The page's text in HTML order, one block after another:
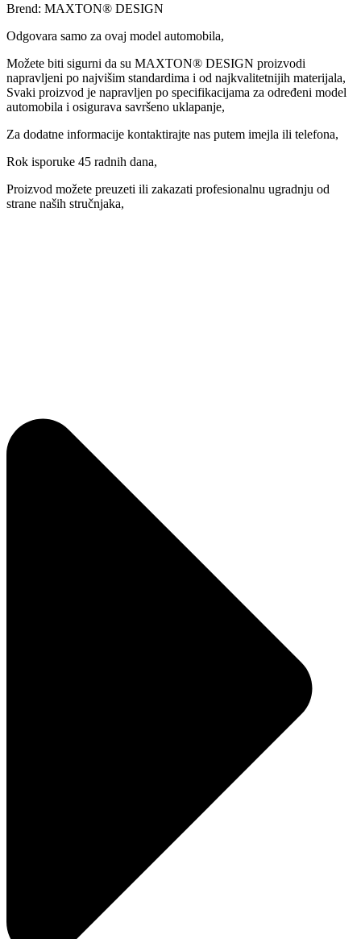
Brend: MAXTON® DESIGN
Odgovara samo za ovaj model automobila,
Možete biti sigurni da su MAXTON® DESIGN proizvodi
napravljeni po najvišim standardima i od najkvalitetnijih materijala,
Svaki proizvod je napravljen po specifikacijama za određeni model
automobila i osigurava savršeno uklapanje,
Za dodatne informacije kontaktirajte nas putem imejla ili telefona,
Rok isporuke 45 radnih dana,
Proizvod možete preuzeti ili zakazati profesionalnu ugradnju od
strane naših stručnjaka,